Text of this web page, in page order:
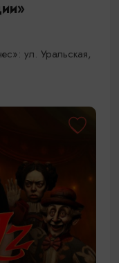
ул. Уральская,